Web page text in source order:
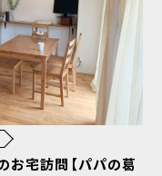
お宅訪問【パパの葛